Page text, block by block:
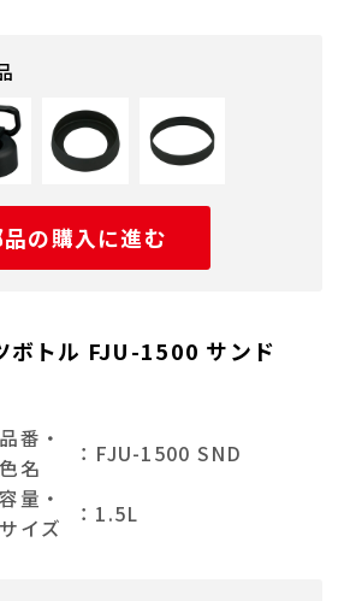
の購入に進む
ボトル FJU-1500 サンド
品番・
色名
：FJU-1500 SND
容量・
サイズ
：1.5L